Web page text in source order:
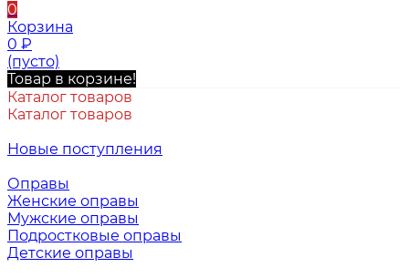
0
Корзина
0 ₽
(пусто)
Товар в корзине!
Каталог товаров
Каталог товаров
Новые поступления
Оправы
Женские оправы
Мужские оправы
Подростковые оправы
Детские оправы